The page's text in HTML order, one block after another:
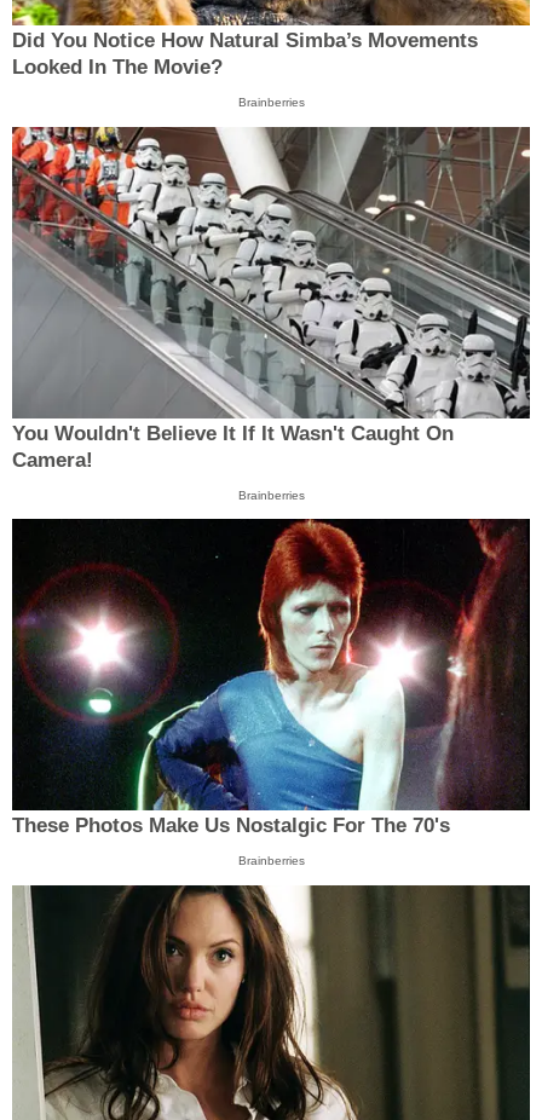
Did You Notice How Natural Simba’s Movements
Looked In The Movie?
Brainberries
You Wouldn't Believe It If It Wasn't Caught On
Camera!
Brainberries
These Photos Make Us Nostalgic For The 70's
Brainberries